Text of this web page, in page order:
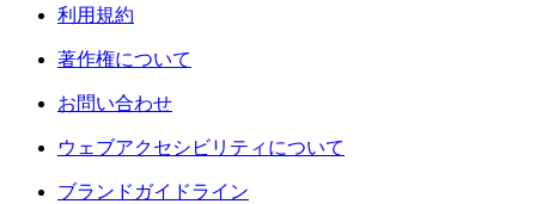
利用規約
著作権について
お問い合わせ
ウェブアクセシビリティについて
ブランドガイドライン